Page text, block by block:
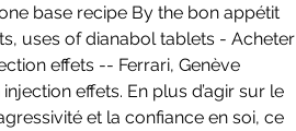
base recipe By the bon appétit
uses of dianabol tablets - Acheter
effets -- Ferrari, Genève
effets. En plus d’agir sur le
et la confiance en soi, ce